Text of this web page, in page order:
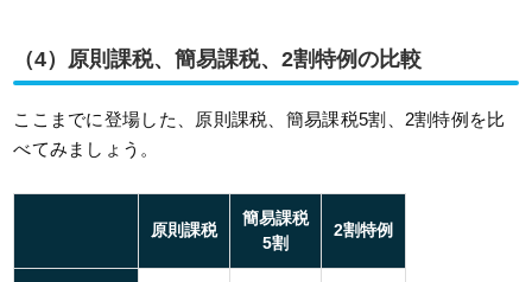
（4）原則課税、簡易課税、2割特例の比較
ここまでに登場した、原則課税、簡易課税5割、2割特例を比
べてみましょう。
原則課税
簡易課税
5割
2割特例